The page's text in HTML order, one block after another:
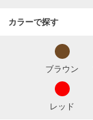
カラーで探す
ブラウン
レッド